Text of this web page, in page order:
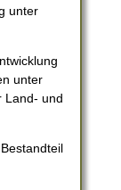
unter
unter
Land- und